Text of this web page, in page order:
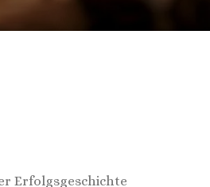
Erfolgsgeschichte